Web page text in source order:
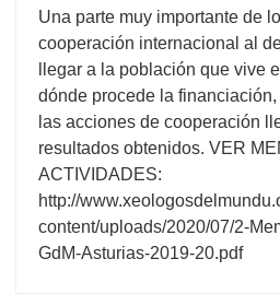
Una parte muy importante de
cooperación internacional al
llegar a la población que vive
dónde procede la
las acciones de cooperación
resultados obtenidos. VER
ACTIVIDADES:
http://
content/uploads/2020/07/2-
GdM-Asturias-2019-20.pdf